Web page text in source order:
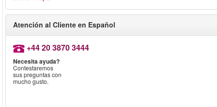
Atención al Cliente en Español
+44 20 3870 3444
Necesita ayuda?
Contestaremos
sus preguntas con
mucho gusto.